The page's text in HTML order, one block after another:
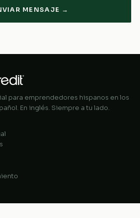
MENSAJE →
para emprendedores hispanos en los
En inglés. Siempre a tu lado.